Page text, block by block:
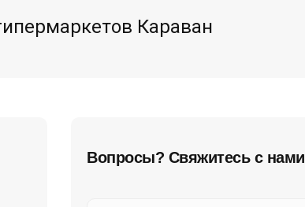
Караван
Вопросы? Свяжитесь с нами